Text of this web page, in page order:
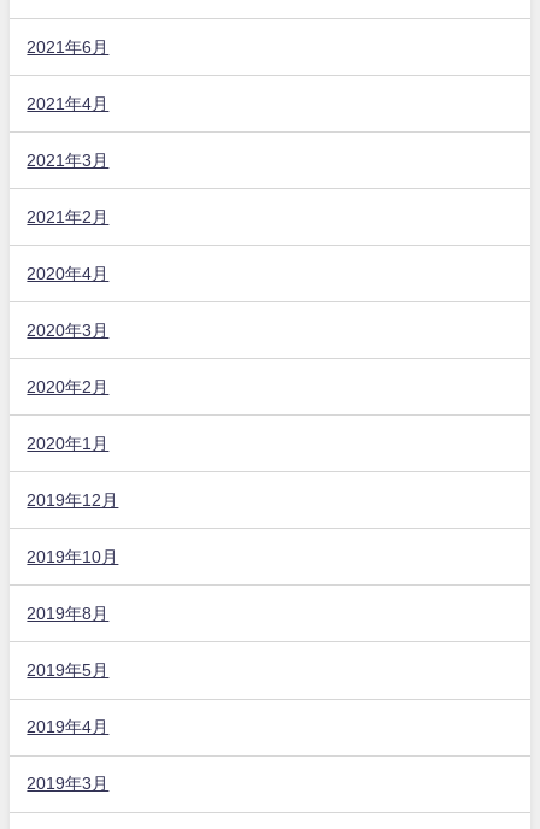
2021年6月
2021年4月
2021年3月
2021年2月
2020年4月
2020年3月
2020年2月
2020年1月
2019年12月
2019年10月
2019年8月
2019年5月
2019年4月
2019年3月